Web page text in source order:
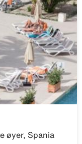
øyer, Spania